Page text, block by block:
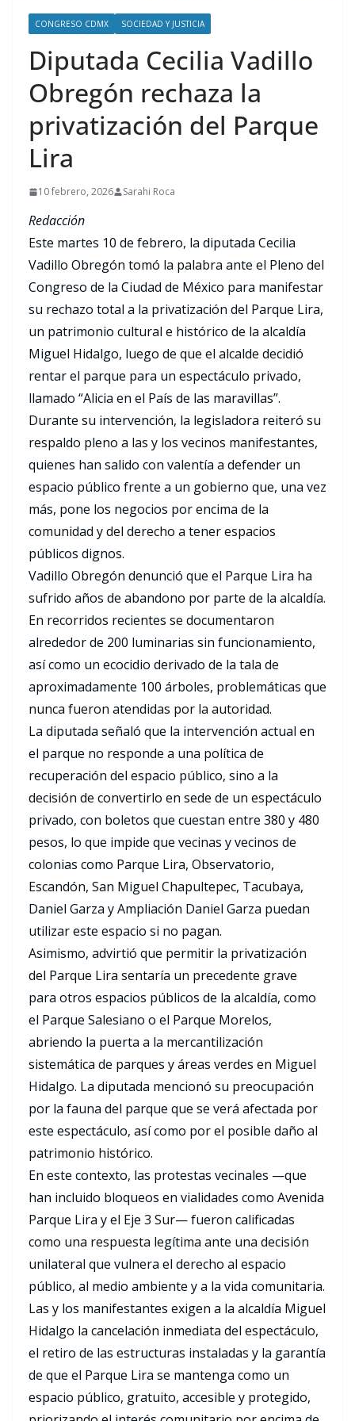
CONGRESO CDMX SOCIEDAD Y JUSTICIA
Diputada Cecilia Vadillo
Obregón rechaza la
privatización del Parque
Lira
10 febrero, 2026 Sarahi Roca
Redacción
Este martes 10 de febrero, la diputada Cecilia
Vadillo Obregón tomó la palabra ante el Pleno del
Congreso de la Ciudad de México para manifestar
su rechazo total a la privatización del Parque Lira,
un patrimonio cultural e histórico de la alcaldía
Miguel Hidalgo, luego de que el alcalde decidió
rentar el parque para un espectáculo privado,
llamado “Alicia en el País de las maravillas”.
Durante su intervención, la legisladora reiteró su
respaldo pleno a las y los vecinos manifestantes,
quienes han salido con valentía a defender un
espacio público frente a un gobierno que, una vez
más, pone los negocios por encima de la
comunidad y del derecho a tener espacios
públicos dignos.
Vadillo Obregón denunció que el Parque Lira ha
sufrido años de abandono por parte de la alcaldía.
En recorridos recientes se documentaron
alrededor de 200 luminarias sin funcionamiento,
así como un ecocidio derivado de la tala de
aproximadamente 100 árboles, problemáticas que
nunca fueron atendidas por la autoridad.
La diputada señaló que la intervención actual en
el parque no responde a una política de
recuperación del espacio público, sino a la
decisión de convertirlo en sede de un espectáculo
privado, con boletos que cuestan entre 380 y 480
pesos, lo que impide que vecinas y vecinos de
colonias como Parque Lira, Observatorio,
Escandón, San Miguel Chapultepec, Tacubaya,
Daniel Garza y Ampliación Daniel Garza puedan
utilizar este espacio si no pagan.
Asimismo, advirtió que permitir la privatización
del Parque Lira sentaría un precedente grave
para otros espacios públicos de la alcaldía, como
el Parque Salesiano o el Parque Morelos,
abriendo la puerta a la mercantilización
sistemática de parques y áreas verdes en Miguel
Hidalgo. La diputada mencionó su preocupación
por la fauna del parque que se verá afectada por
este espectáculo, así como por el posible daño al
patrimonio histórico.
En este contexto, las protestas vecinales —que
han incluido bloqueos en vialidades como Avenida
Parque Lira y el Eje 3 Sur— fueron calificadas
como una respuesta legítima ante una decisión
unilateral que vulnera el derecho al espacio
público, al medio ambiente y a la vida comunitaria.
Las y los manifestantes exigen a la alcaldía Miguel
Hidalgo la cancelación inmediata del espectáculo,
el retiro de las estructuras instaladas y la garantía
de que el Parque Lira se mantenga como un
espacio público, gratuito, accesible y protegido,